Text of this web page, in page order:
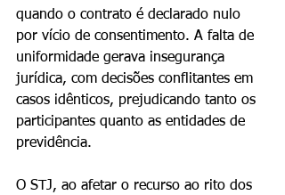
quando o contrato é declarado nulo
por vício de consentimento. A falta de
uniformidade gerava insegurança
jurídica, com decisões conflitantes em
casos idênticos, prejudicando tanto os
participantes quanto as entidades de
previdência.
O STJ, ao afetar o recurso ao rito dos